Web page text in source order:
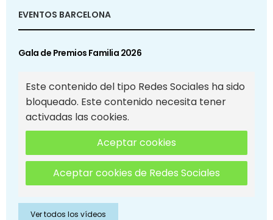
EVENTOS BARCELONA
Gala de Premios Familia 2026
Este contenido del tipo Redes Sociales ha sido
bloqueado. Este contenido necesita tener
activadas las cookies.
Aceptar cookies
Aceptar cookies de Redes Sociales
Ver todos los vídeos